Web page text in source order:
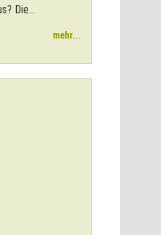
Die...
mehr...